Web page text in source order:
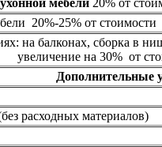
20%-25% от стоимости
на балконах, сборка в
увеличение на 30% от
Дополнительные
расходных материалов)